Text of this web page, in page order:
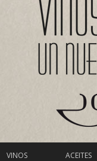
VINOS ACEITES